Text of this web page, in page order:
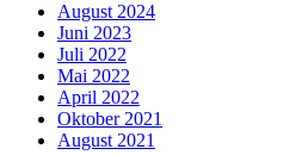
August 2024
Juni 2023
Juli 2022
Mai 2022
April 2022
Oktober 2021
August 2021